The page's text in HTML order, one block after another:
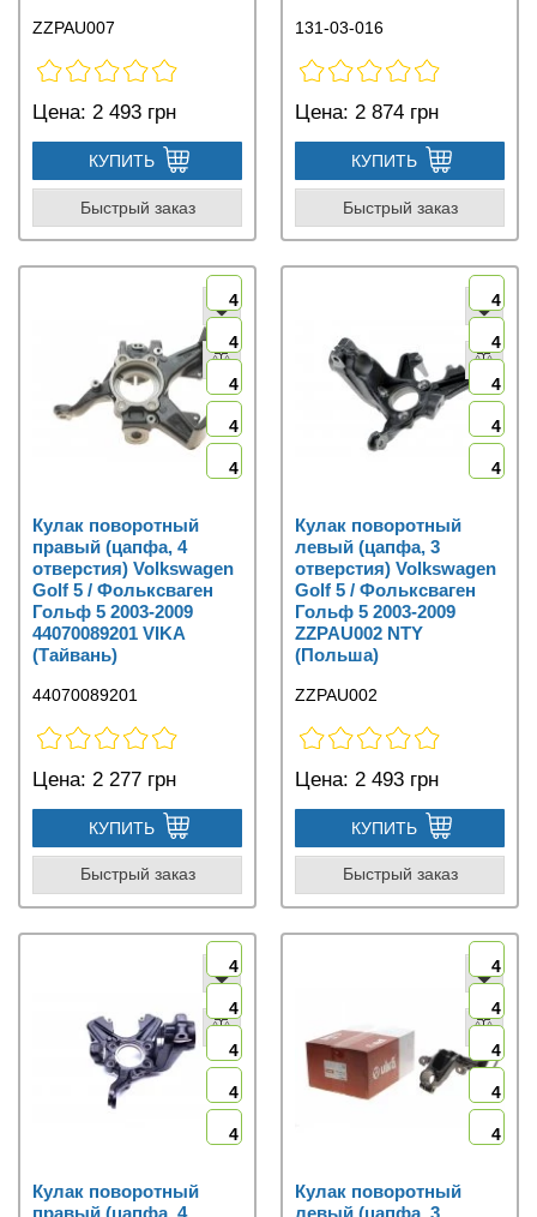
ZZPAU007
Цена: 2 493 грн
КУПИТЬ
Быстрый заказ
131-03-016
Цена: 2 874 грн
КУПИТЬ
Быстрый заказ
4
4
4
4
4
Кулак поворотный
правый (цапфа, 4
отверстия) Volkswagen
Golf 5 / Фольксваген
Гольф 5 2003-2009
44070089201 VIKA
(Тайвань)
44070089201
Цена: 2 277 грн
КУПИТЬ
Быстрый заказ
4
4
4
4
4
Кулак поворотный
левый (цапфа, 3
отверстия) Volkswagen
Golf 5 / Фольксваген
Гольф 5 2003-2009
ZZPAU002 NTY
(Польша)
ZZPAU002
Цена: 2 493 грн
КУПИТЬ
Быстрый заказ
4
4
4
4
4
Кулак поворотный
4
4
4
4
4
Кулак поворотный